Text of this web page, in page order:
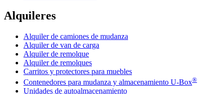
Alquileres
Alquiler de camiones de mudanza
Alquiler de van de carga
Alquiler de remolque
Alquiler de remolques
Carritos y protectores para muebles
Contenedores para mudanza y almacenamiento U-Box®
Unidades de autoalmacenamiento